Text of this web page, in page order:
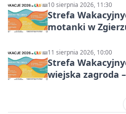
10 sierpnia 2026, 11:30
Strefa
motanki w
11 sierpnia 2026, 10:00
Strefa
wiejska zagroda